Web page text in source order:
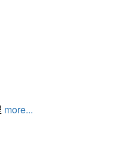
more...